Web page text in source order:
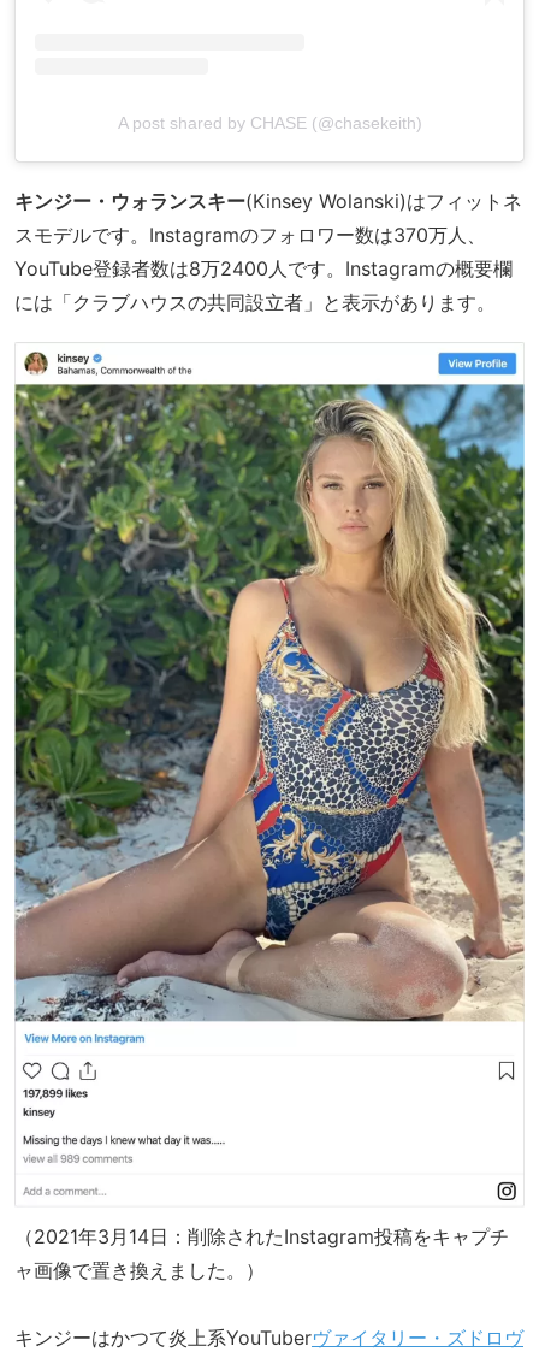
A post shared by CHASE (@chasekeith)
キンジー・ウォランスキー(Kinsey Wolanski)はフィットネ
スモデルです。Instagramのフォロワー数は370万人、
YouTube登録者数は8万2400人です。Instagramの概要欄
には「クラブハウスの共同設立者」と表示があります。
（2021年3月14日：削除されたInstagram投稿をキャプチ
ャ画像で置き換えました。）
キンジーはかつて炎上系YouTuberヴァイタリー・ズドロヴ